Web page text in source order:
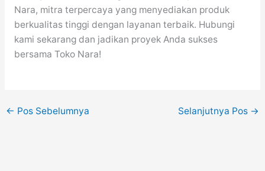
Nara, mitra terpercaya yang menyediakan produk
berkualitas tinggi dengan layanan terbaik. Hubungi
kami sekarang dan jadikan proyek Anda sukses
bersama Toko Nara!
← Pos Sebelumnya Selanjutnya Pos →